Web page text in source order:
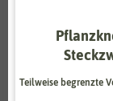
Essenziell
Teilweise begrenzte